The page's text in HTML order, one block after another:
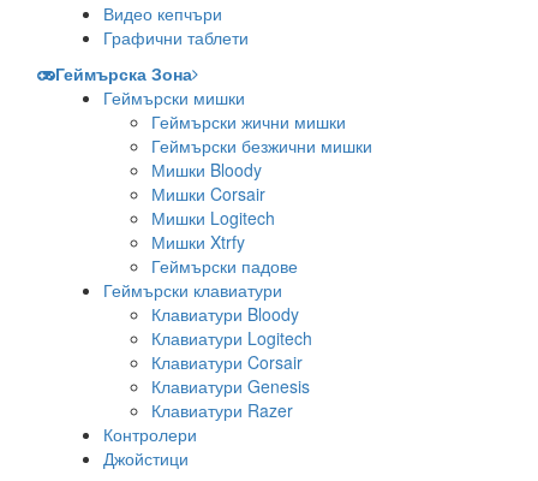
Видео кепчъри
Графични таблети
Геймърска Зона
Геймърски мишки
Геймърски жични мишки
Геймърски безжични мишки
Мишки Bloody
Мишки Corsair
Мишки Logitech
Мишки Xtrfy
Геймърски падове
Геймърски клавиатури
Клавиатури Bloody
Клавиатури Logitech
Клавиатури Corsair
Клавиатури Genesis
Клавиатури Razer
Контролери
Джойстици